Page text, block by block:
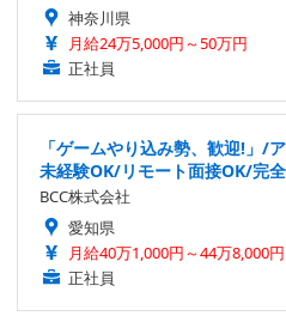
神奈川県
月給24万5,000円～50万円
正社員
「ゲームやり込み勢、歓迎!」/
未経験OK/リモート面接OK/完
BCC株式会社
愛知県
月給40万1,000円～44万8,000円
正社員